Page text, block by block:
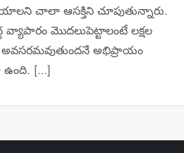
చాలా ఆసక్తిని చూపుతున్నారు.
వ్యాపారం మొదలుపెట్టాలంటే లక్షల
అభిప్రాయం
[…]